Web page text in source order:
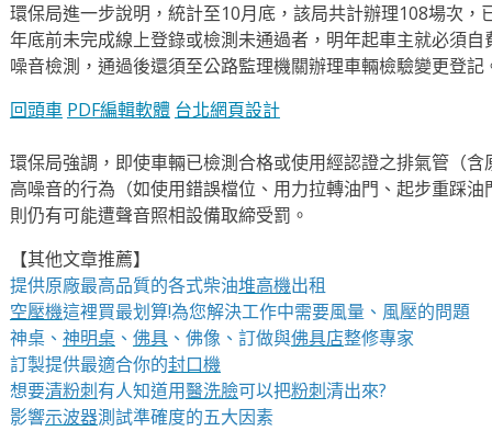
環保局進一步說明，統計至10月底，該局共計辦理108場次，
年底前未完成線上登錄或檢測未通過者，明年起車主就必須
噪音檢測，通過後還須至公路監理機關辦理車輛檢驗變更登記
回頭車 PDF編輯軟體 台北網頁設計
環保局強調，即使車輛已檢測合格或使用經認證之排氣管（
高噪音的行為（如使用錯誤檔位、用力拉轉油門、起步重踩
則仍有可能遭聲音照相設備取締受罰。
【其他文章推薦】
提供原廠最高品質的各式柴油堆高機出租
空壓機這裡買最划算!為您解決工作中需要風量、風壓的問題
神桌、 神明桌、 佛具、佛像、訂做與佛具店整修專家
訂製提供最適合你的封口機
想要清粉刺有人知道用醫洗臉可以把粉刺清出來?
影響示波器測試準確度的五大因素